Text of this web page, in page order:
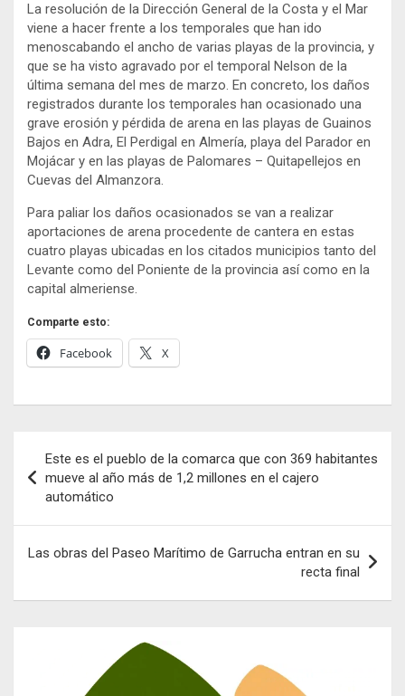
La resolución de la Dirección General de la Costa y el Mar
viene a hacer frente a los temporales que han ido
menoscabando el ancho de varias playas de la provincia, y
que se ha visto agravado por el temporal Nelson de la
última semana del mes de marzo. En concreto, los daños
registrados durante los temporales han ocasionado una
grave erosión y pérdida de arena en las playas de Guainos
Bajos en Adra, El Perdigal en Almería, playa del Parador en
Mojácar y en las playas de Palomares – Quitapellejos en
Cuevas del Almanzora.
Para paliar los daños ocasionados se van a realizar
aportaciones de arena procedente de cantera en estas
cuatro playas ubicadas en los citados municipios tanto del
Levante como del Poniente de la provincia así como en la
capital almeriense.
Comparte esto:
Facebook X
de
entradas
Este es el pueblo de la comarca que con 369 habitantes
mueve al año más de 1,2 millones en el cajero
automático
Las obras del Paseo Marítimo de Garrucha entran en su
recta final